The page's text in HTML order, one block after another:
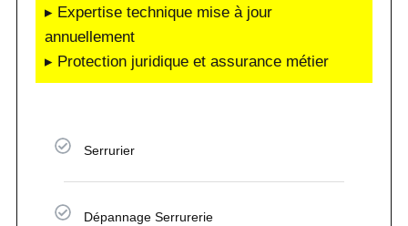
▸ Expertise technique mise à jour
annuellement
▸ Protection juridique et assurance métier
Serrurier
Dépannage Serrurerie